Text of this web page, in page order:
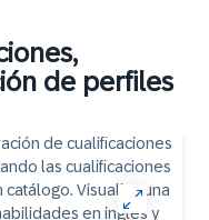
de perfiles